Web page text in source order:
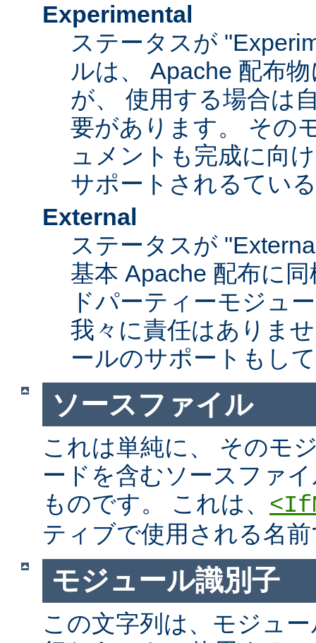
Experimental
ステータスが
ルは、 Apache 配布
が、 使用する場合は
要があります。 その
ュメントも完成に向
サポートされるてい
External
ステータスが
基本 Apache 配布に
ドパーティーモジュ
我々に責任はありま
ールのサポートもし
ソースファイル
これは単純に、 そのモ
ードを含むソースファ
ものです。 これは、
ティブで使用される名
モジュール識別子
この文字列は、モジュ